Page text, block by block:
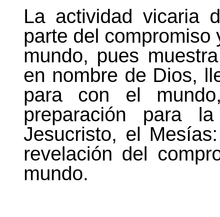
La actividad vicaria
parte del
mundo, pues
en nombre de Dios,
para con el
preparación para
Jesucristo, el
revelación del
mundo.